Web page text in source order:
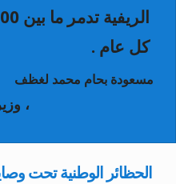
كل عام .
مسعودة بحام محمد لغظف
،
الحظائر الوطنية تحت